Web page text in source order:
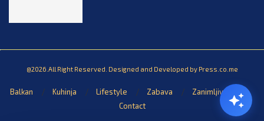
@2026.All Right Reserved. Designed and Developed by Press.co.me
Balkan Kuhinja Lifestyle Zabava
Zanimljivosti
Contact